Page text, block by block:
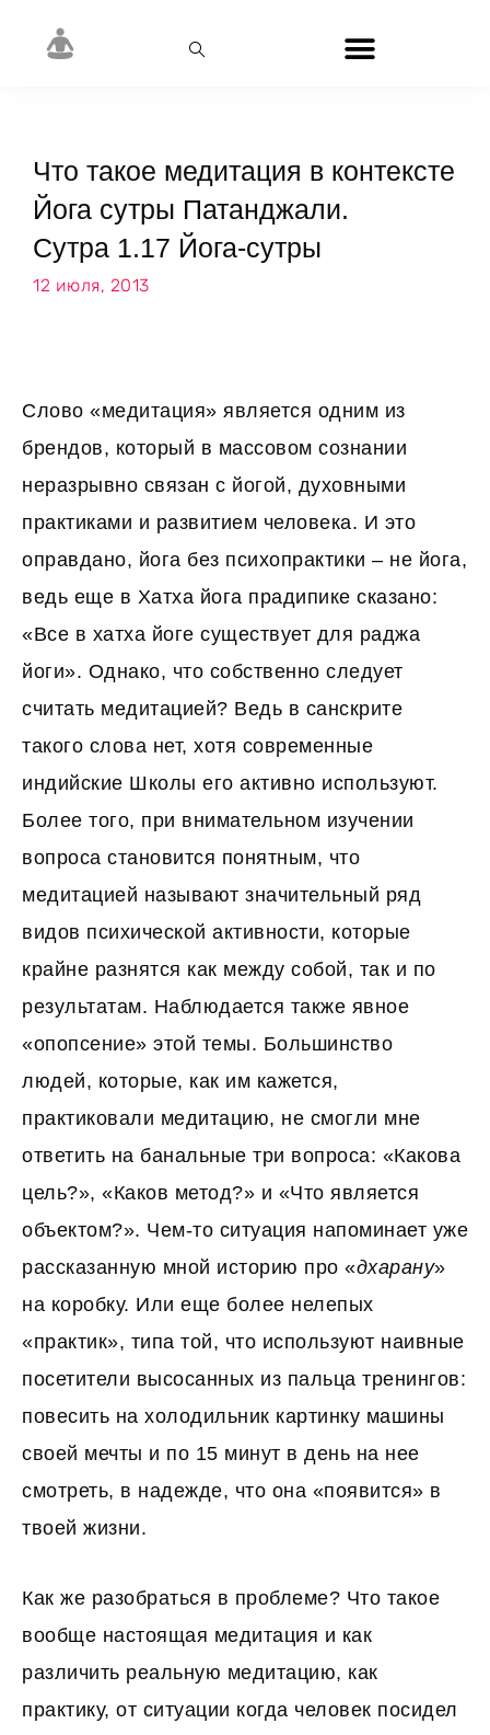
Что такое медитация в контексте
Йога сутры Патанджали.
Сутра 1.17 Йога-сутры
12 июля, 2013
Слово «медитация» является одним из
брендов, который в массовом сознании
неразрывно связан с йогой, духовными
практиками и развитием человека. И это
оправдано, йога без психопрактики – не йога,
ведь еще в Хатха йога прадипике сказано:
«Все в хатха йоге существует для раджа
йоги». Однако, что собственно следует
считать медитацией? Ведь в санскрите
такого слова нет, хотя современные
индийские Школы его активно используют.
Более того, при внимательном изучении
вопроса становится понятным, что
медитацией называют значительный ряд
видов психической активности, которые
крайне разнятся как между собой, так и по
результатам. Наблюдается также явное
«опопсение» этой темы. Большинство
людей, которые, как им кажется,
практиковали медитацию, не смогли мне
ответить на банальные три вопроса: «Какова
цель?», «Каков метод?» и «Что является
объектом?». Чем-то ситуация напоминает уже
рассказанную мной историю про «дхарану»
на коробку. Или еще более нелепых
«практик», типа той, что используют наивные
посетители высосанных из пальца тренингов:
повесить на холодильник картинку машины
своей мечты и по 15 минут в день на нее
смотреть, в надежде, что она «появится» в
твоей жизни.
Как же разобраться в проблеме? Что такое
вообще настоящая медитация и как
различить реальную медитацию, как
практику, от ситуации когда человек посидел